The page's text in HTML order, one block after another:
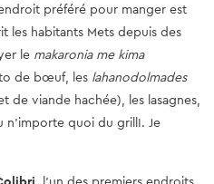
préféré pour manger est
les habitants Mets depuis des
le makaronia me kima
de bœuf, les lahanodolmades
de viande hachée), les lasagnes,
n'importe quoi du grillI. Je